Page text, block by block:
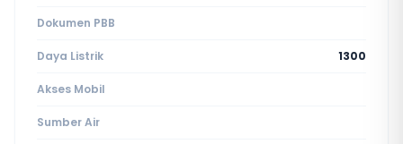
Dokumen PBB
Daya Listrik 1300
Akses Mobil
Sumber Air